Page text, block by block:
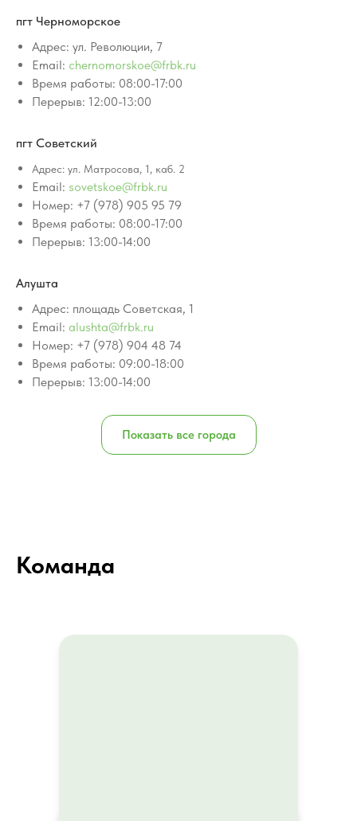
пгт Черноморское
Адрес: ул. Революции, 7
Email: chernomorskoe@frbk.ru
Время работы: 08:00-17:00
Перерыв: 12:00-13:00
пгт Советский
Адрес: ул. Матросова, 1, каб. 2
Email: sovetskoe@frbk.ru
Номер: +7 (978) 905 95 79
Время работы: 08:00-17:00
Перерыв: 13:00-14:00
Алушта
Адрес: площадь Советская, 1
Email: alushta@frbk.ru
Номер: +7 (978) 904 48 74
Время работы: 09:00-18:00
Перерыв: 13:00-14:00
Показать все города
Команда